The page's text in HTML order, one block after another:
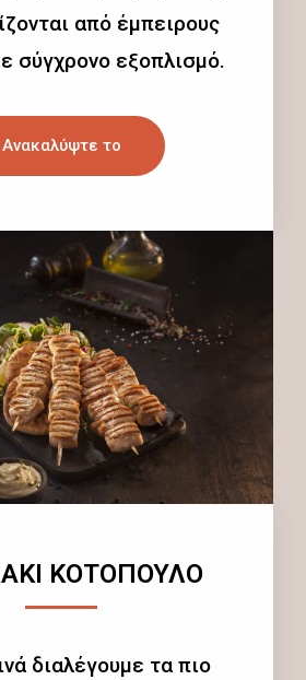
από έμπειρους
σύγχρονο εξοπλισμό.
Ανακαλύψτε το
ΚΟΤΟΠΟΥΛΟ
διαλέγουμε τα πιο